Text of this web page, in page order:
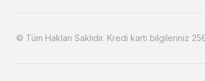
© Tüm Hakları Saklıdır. Kredi kartı bilgileriniz